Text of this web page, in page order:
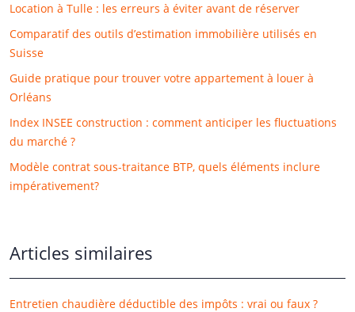
Location à Tulle : les erreurs à éviter avant de réserver
Comparatif des outils d’estimation immobilière utilisés en
Suisse
Guide pratique pour trouver votre appartement à louer à
Orléans
Index INSEE construction : comment anticiper les fluctuations
du marché ?
Modèle contrat sous-traitance BTP, quels éléments inclure
impérativement?
Articles similaires
Entretien chaudière déductible des impôts : vrai ou faux ?